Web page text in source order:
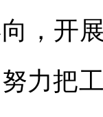
，开
力把